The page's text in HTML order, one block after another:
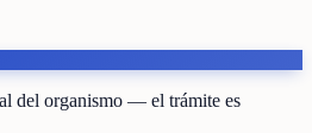
del organismo — el trámite es